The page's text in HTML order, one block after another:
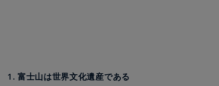
1. 富士山は世界文化遺産である